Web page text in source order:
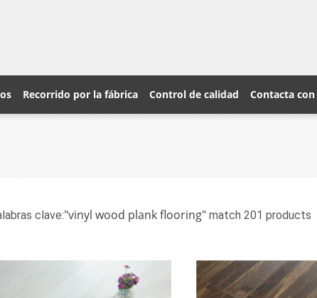
Recorrido por la fábrica Control de calidad Contacta
clave:"vinyl wood plank flooring" match 201 products